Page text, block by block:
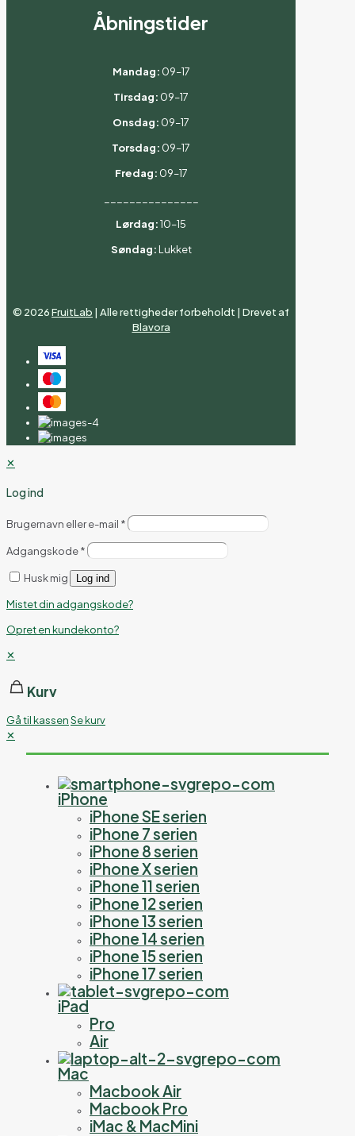
Åbningstider
Mandag: 09–17
Tirsdag: 09–17
Onsdag: 09–17
Torsdag: 09–17
Fredag: 09–17
Lørdag:10–15
Søndag: Lukket
© 2026FruitLab | Alle rettigheder forbeholdt | Drevet af
Blavora
✕
Log ind
Brugernavn eller e-mail *
Adgangskode*
Husk mig Log ind
Mistet din adgangskode?
Opret en kundekonto?
✕
Kurv
Gå til kassenSe kurv
✕
iPhone
iPhone SE serien
iPhone 7 serien
iPhone 8 serien
iPhone X serien
iPhone 11 serien
iPhone 12 serien
iPhone 13 serien
iPhone 14 serien
iPhone 15 serien
iPhone 17 serien
iPad
Pro
Air
Mac
Macbook Air
Macbook Pro
iMac & MacMini